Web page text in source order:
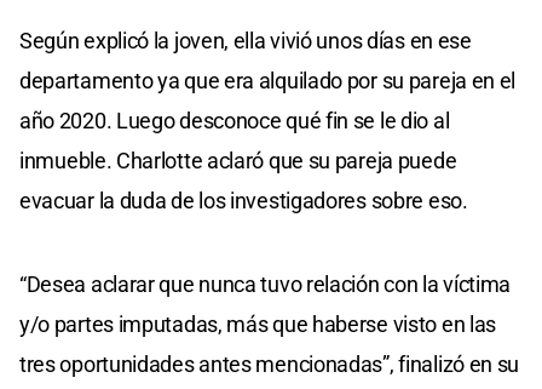
Según explicó la joven, ella vivió unos días en ese
departamento ya que era alquilado por su pareja en el
año 2020. Luego desconoce qué fin se le dio al
inmueble. Charlotte aclaró que su pareja puede
evacuar la duda de los investigadores sobre eso.
“Desea aclarar que nunca tuvo relación con la víctima
y/o partes imputadas, más que haberse visto en las
tres oportunidades antes mencionadas”, finalizó en su